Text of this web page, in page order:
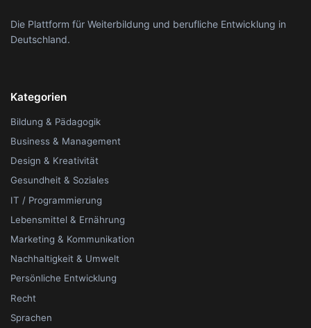
Die Plattform für Weiterbildung und berufliche Entwicklung in
Deutschland.
Kategorien
Bildung & Pädagogik
Business & Management
Design & Kreativität
Gesundheit & Soziales
IT / Programmierung
Lebensmittel & Ernährung
Marketing & Kommunikation
Nachhaltigkeit & Umwelt
Persönliche Entwicklung
Recht
Sprachen